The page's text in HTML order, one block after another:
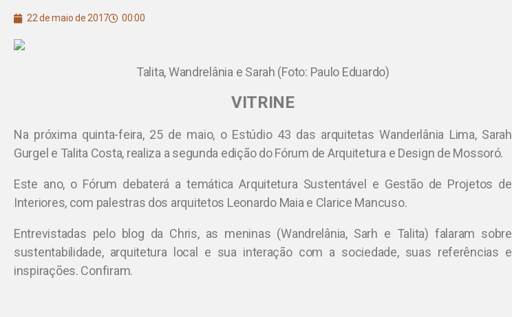
22 de maio de 2017 00:00
Talita, Wandrelânia e Sarah (Foto: Paulo Eduardo)
VITRINE
Na próxima quinta-feira, 25 de maio, o Estúdio 43 das arquitetas Wanderlânia Lima, Sarah
Gurgel e Talita Costa, realiza a segunda edição do Fórum de Arquitetura e Design de Mossoró.
Este ano, o Fórum debaterá a temática Arquitetura Sustentável e Gestão de Projetos de
Interiores, com palestras dos arquitetos Leonardo Maia e Clarice Mancuso.
Entrevistadas pelo blog da Chris, as meninas (Wandrelânia, Sarh e Talita) falaram sobre
sustentabilidade, arquitetura local e sua interação com a sociedade, suas referências e
inspirações. Confiram.